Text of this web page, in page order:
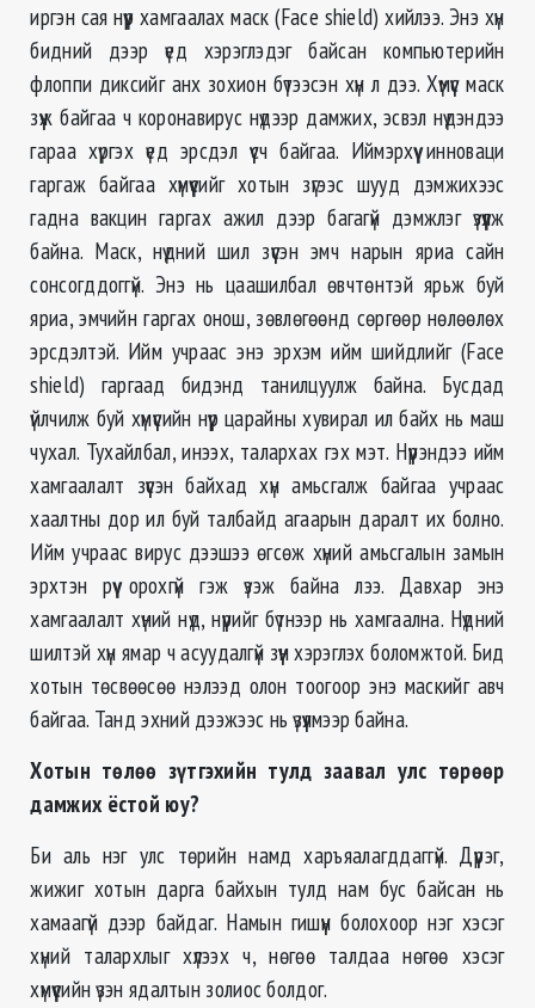
иргэн сая нүүр хамгаалах маск (Face shield) хийлээ. Энэ хүн
бидний дээр үед хэрэглэдэг байсан компьютерийн
флоппи диксийг анх зохион бүтээсэн хүн л дээ. Хүмүүс маск
зүүж байгаа ч коронавирус нүдээр дамжих, эсвэл нүдэндээ
гараа хүргэх үед эрсдэл үүсч байгаа. Иймэрхүү инноваци
гаргаж байгаа хүмүүсийг хотын зүгээс шууд дэмжихээс
гадна вакцин гаргах ажил дээр багагүй дэмжлэг үзүүлж
байна. Маск, нүдний шил зүүсэн эмч нарын яриа сайн
сонсогддоггүй. Энэ нь цаашилбал өвчтөнтэй ярьж буй
яриа, эмчийн гаргах онош, зөвлөгөөнд сөргөөр нөлөөлөх
эрсдэлтэй. Ийм учраас энэ эрхэм ийм шийдлийг (Face
shield) гаргаад бидэнд танилцуулж байна. Бусдад
үйлчилж буй хүмүүсийн нүүр царайны хувирал ил байх нь маш
чухал. Тухайлбал, инээх, талархах гэх мэт. Нүүрэндээ ийм
хамгаалалт зүүсэн байхад хүн амьсгалж байгаа учраас
хаалтны дор ил буй талбайд агаарын даралт их болно.
Ийм учраас вирус дээшээ өгсөж хүний амьсгалын замын
эрхтэн рүү орохгүй гэж үзэж байна лээ. Давхар энэ
хамгаалалт хүний нүд, нүүрийг бүтнээр нь хамгаална. Нүдний
шилтэй хүн ямар ч асуудалгүй зүүн хэрэглэх боломжтой. Бид
хотын төсвөөсөө нэлээд олон тоогоор энэ маскийг авч
байгаа. Танд эхний дээжээс нь үзүүлмээр байна.
Хотын төлөө зүтгэхийн тулд заавал улс төрөөр
дамжих ёстой юу?
Би аль нэг улс төрийн намд харъяалагддаггүй. Дүүрэг,
жижиг хотын дарга байхын тулд нам бус байсан нь
хамаагүй дээр байдаг. Намын гишүүн болохоор нэг хэсэг
хүний талархлыг хүлээх ч, нөгөө талдаа нөгөө хэсэг
хүмүүсийн үзэн ядалтын золиос болдог.